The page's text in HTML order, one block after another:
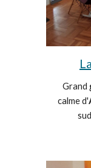
Grand
calme d'